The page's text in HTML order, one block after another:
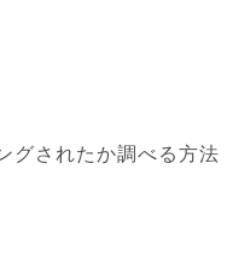
グされたか調べる方法